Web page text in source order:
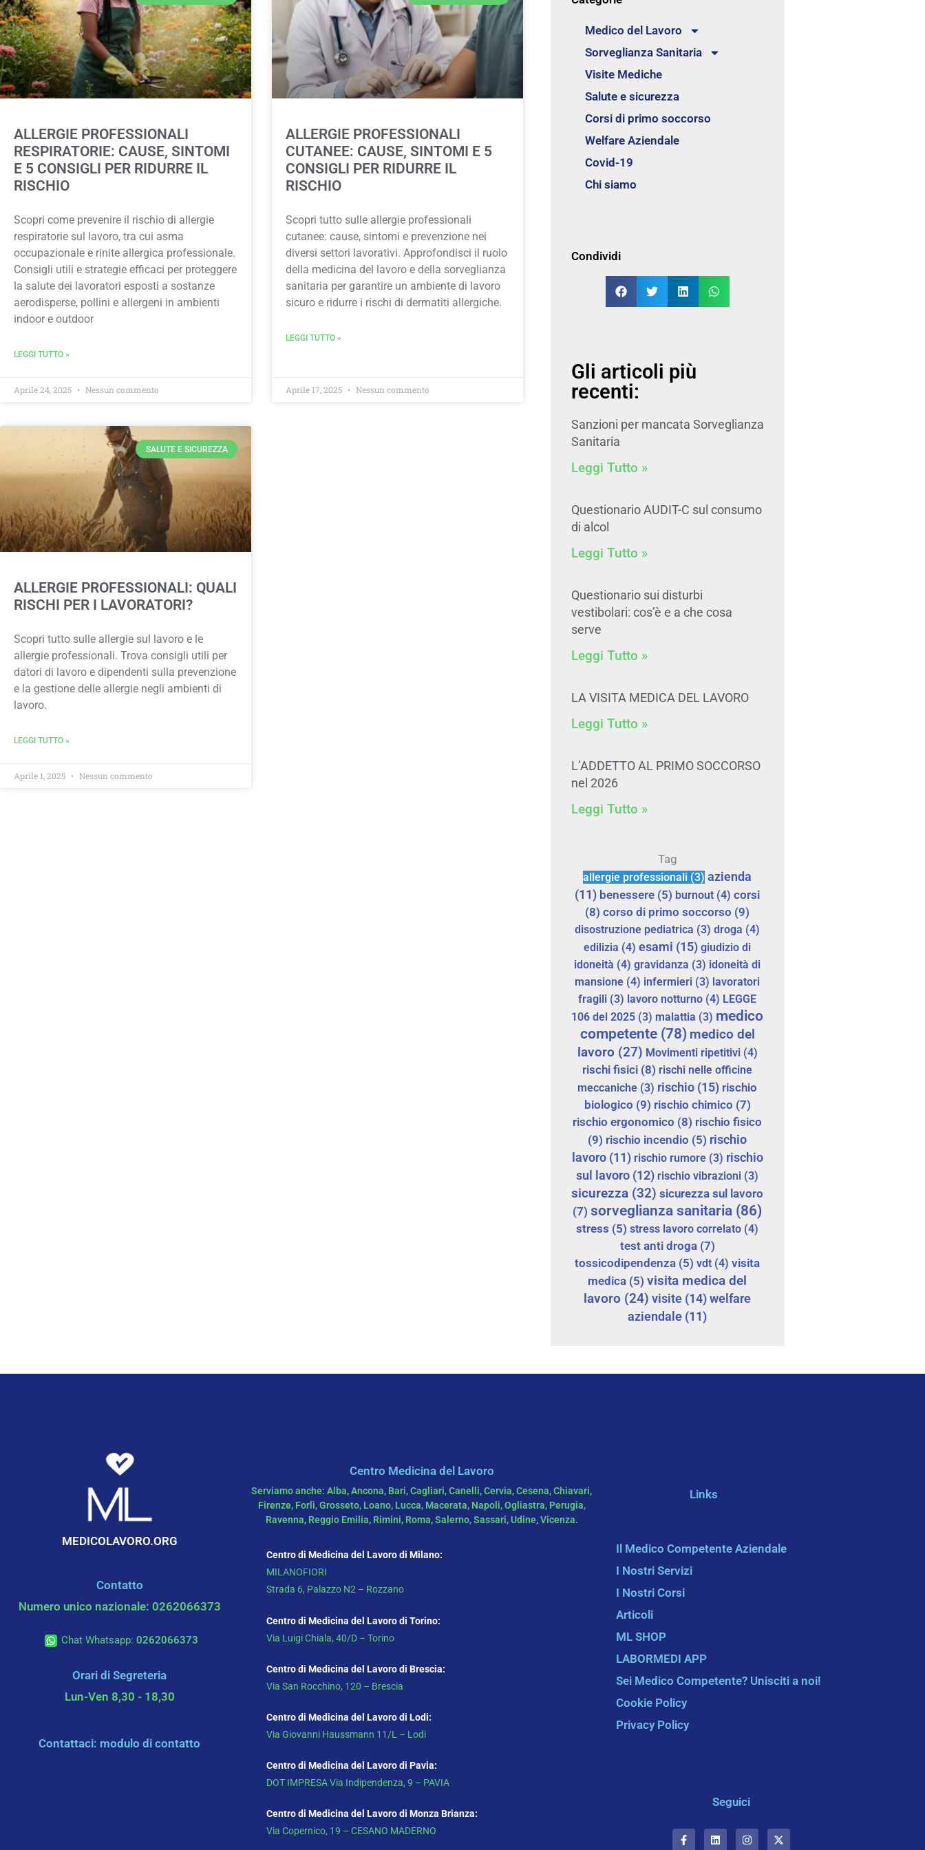
ALLERGIE PROFESSIONALI
RESPIRATORIE: CAUSE, SINTOMI
E 5 CONSIGLI PER RIDURRE IL
RISCHIO
Scopri come prevenire il rischio di allergie
respiratorie sul lavoro, tra cui asma
occupazionale e rinite allergica professionale.
Consigli utili e strategie efficaci per proteggere
la salute dei lavoratori esposti a sostanze
aerodisperse, pollini e allergeni in ambienti
indoor e outdoor
LEGGI TUTTO »
Aprile 24, 2025 Nessun commento
ALLERGIE PROFESSIONALI
CUTANEE: CAUSE, SINTOMI E 5
CONSIGLI PER RIDURRE IL
RISCHIO
Scopri tutto sulle allergie professionali
cutanee: cause, sintomi e prevenzione nei
diversi settori lavorativi. Approfondisci il ruolo
della medicina del lavoro e della sorveglianza
sanitaria per garantire un ambiente di lavoro
sicuro e ridurre i rischi di dermatiti allergiche.
LEGGI TUTTO »
Aprile 17, 2025 Nessun commento
SALUTE E SICUREZZA
ALLERGIE PROFESSIONALI: QUALI
RISCHI PER I LAVORATORI?
Scopri tutto sulle allergie sul lavoro e le
allergie professionali. Trova consigli utili per
datori di lavoro e dipendenti sulla prevenzione
e la gestione delle allergie negli ambienti di
lavoro.
LEGGI TUTTO »
Aprile 1, 2025 Nessun commento
Medico del Lavoro
Sorveglianza Sanitaria
Visite Mediche
Salute e sicurezza
Corsi di primo soccorso
Welfare Aziendale
Covid-19
Chi siamo
Condividi
Gli articoli più
recenti:
Sanzioni per mancata Sorveglianza
Sanitaria
Leggi Tutto »
Questionario AUDIT-C sul consumo
di alcol
Leggi Tutto »
Questionario sui disturbi
vestibolari: cos’è e a che cosa
serve
Leggi Tutto »
LA VISITA MEDICA DEL LAVORO
Leggi Tutto »
L’ADDETTO AL PRIMO SOCCORSO
nel 2026
Leggi Tutto »
Tag
allergie professionali (3) azienda
(11) benessere (5) burnout (4) corsi
(8) corso di primo soccorso (9)
disostruzione pediatrica (3) droga (4)
edilizia (4) esami (15) giudizio di
idoneità (4) gravidanza (3) idoneità di
mansione (4) infermieri (3) lavoratori
fragili (3) lavoro notturno (4) LEGGE
106 del 2025 (3) malattia (3) medico
competente(78) medico del
lavoro (27) Movimenti ripetitivi (4)
rischi fisici (8) rischi nelle officine
meccaniche (3) rischio (15) rischio
biologico (9) rischio chimico (7)
rischio ergonomico (8) rischio fisico
(9) rischio incendio (5) rischio
lavoro(11) rischio rumore(3) rischio
sul lavoro (12) rischio vibrazioni (3)
sicurezza (32) sicurezza sul lavoro
(7) sorveglianza sanitaria (86)
stress (5) stress lavoro correlato (4)
test anti droga(7)
tossicodipendenza (5) vdt (4) visita
medica (5) visita medica del
lavoro (24) visite (14) welfare
aziendale (11)
MEDICOLAVORO.ORG
Contatto
Numero unico nazionale: 0262066373
Chat Whatsapp:0262066373
Orari di Segreteria
Lun-Ven 8,30 - 18,30
Contattaci: modulo di contatto
Centro Medicina del Lavoro
Serviamo anche: Alba, Ancona, Bari, Cagliari, Canelli, Cervia, Cesena, Chiavari,
Firenze, Forlì, Grosseto, Loano, Lucca, Macerata, Napoli, Ogliastra, Perugia,
Ravenna, Reggio Emilia, Rimini, Roma, Salerno, Sassari, Udine, Vicenza.
Centro di Medicina del Lavoro di Milano:
MILANOFIORI
Strada 6, Palazzo N2 – Rozzano
Centro di Medicina del Lavoro di Torino:
Via Luigi Chiala, 40/D – Torino
Centro di Medicina del Lavoro di Brescia:
Via San Rocchino, 120 – Brescia
Centro di Medicina del Lavoro di Lodi:
Via Giovanni Haussmann 11/L – Lodi
Centro di Medicina del Lavoro di Pavia:
DOT IMPRESA Via Indipendenza, 9 – PAVIA
Centro di Medicina del Lavoro di Monza Brianza:
Via Copernico, 19 – CESANO MADERNO
Links
Il Medico Competente Aziendale
I Nostri Servizi
I Nostri Corsi
Articoli
ML SHOP
LABORMEDI APP
Sei Medico Competente? Unisciti a noi!
Cookie Policy
Privacy Policy
Seguici
F
a
L
i
I
n
X
-